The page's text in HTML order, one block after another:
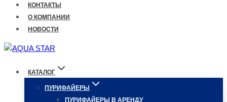
КОНТАКТЫ
О КОМПАНИИ
НОВОСТИ
КАТАЛОГ
ПУРИФАЙЕРЫ
ПУРИФАЙЕРЫ В АРЕНДУ